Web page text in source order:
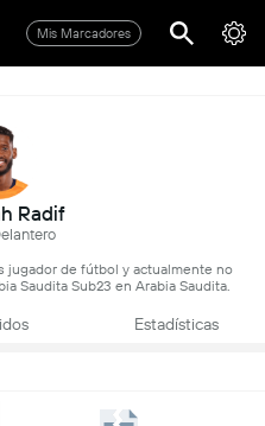
Mis Marcadores
Radif
jugador de fútbol y actualmente no
Saudita Sub23 en Arabia Saudita.
Estadísticas